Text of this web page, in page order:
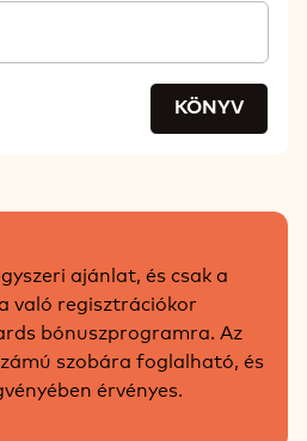
a vendégek számát
KÖNYV
ajánlat, és csak a
való regisztrációkor
bónuszprogramra. Az
szobára foglalható, és
érvényes.